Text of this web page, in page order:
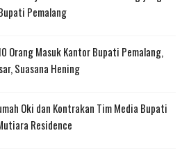
Pemalang
Orang Masuk Kantor Bupati Pemalang,
Suasana Hening
Oki dan Kontrakan Tim Media Bupati
Residence